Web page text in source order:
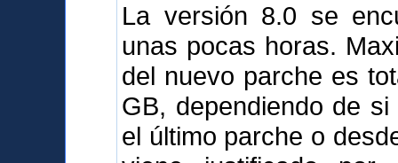
La versión 8.0 se
unas pocas horas.
del nuevo parche es
GB, dependiendo de
el último parche o